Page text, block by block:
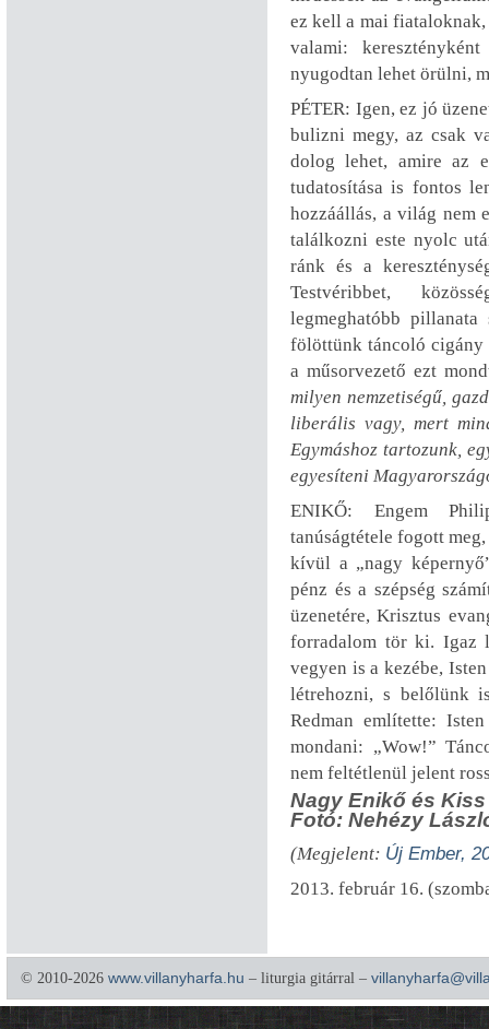
ez kell a mai fiataloknak,
valami:
nyugodtan lehet örülni,
PÉTER: Igen, ez jó
bulizni megy, az csak
dolog lehet, amire az
tudatosítása is fontos
hozzáállás, a világ nem
találkozni este nyolc
ránk és a
Testvéribbet,
legmeghatóbb
fölöttünk táncoló cigány
a műsorvezető ezt
milyen nemzetiségű,
liberális vagy, mert
Egymáshoz tartozunk,
egyesíteni
ENIKŐ: Engem
tanúságtétele fogott
kívül a „nagy
pénz és a szépség
üzenetére, Krisztus
forradalom tör ki. Igaz
vegyen is a kezébe,
létrehozni, s belőlünk
Redman említette:
mondani: „Wow!”
nem feltétlenül jelent
Nagy Enikő és Kiss
Fotó: Nehézy
(Megjelent: Új Ember,
2013. február 16.
© 2010-2026 www.villanyharfa.hu – liturgia gitárral –